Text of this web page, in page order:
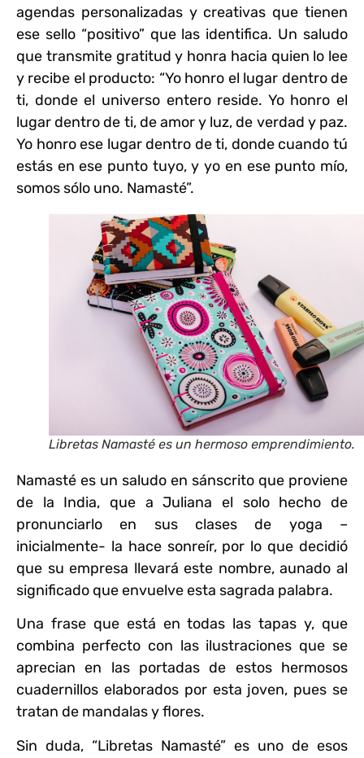
agendas personalizadas y creativas que tienen
ese sello “positivo” que las identifica. Un saludo
que transmite gratitud y honra hacia quien lo lee
y recibe el producto: “Yo honro el lugar dentro de
ti, donde el universo entero reside. Yo honro el
lugar dentro de ti, de amor y luz, de verdad y paz.
Yo honro ese lugar dentro de ti, donde cuando tú
estás en ese punto tuyo, y yo en ese punto mío,
somos sólo uno. Namasté”.
Libretas Namasté es un hermoso emprendimiento.
Namasté es un saludo en sánscrito que proviene
de la India, que a Juliana el solo hecho de
pronunciarlo en sus clases de yoga –
inicialmente- la hace sonreír, por lo que decidió
que su empresa llevará este nombre, aunado al
significado que envuelve esta sagrada palabra.
Una frase que está en todas las tapas y, que
combina perfecto con las ilustraciones que se
aprecian en las portadas de estos hermosos
cuadernillos elaborados por esta joven, pues se
tratan de mandalas y flores.
Sin duda, “Libretas Namasté” es uno de esos